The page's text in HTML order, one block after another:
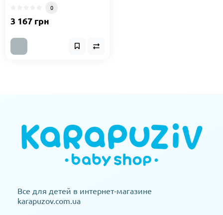
0
3 167 грн
Все для детей в интернет-магазине
karapuzov.com.ua